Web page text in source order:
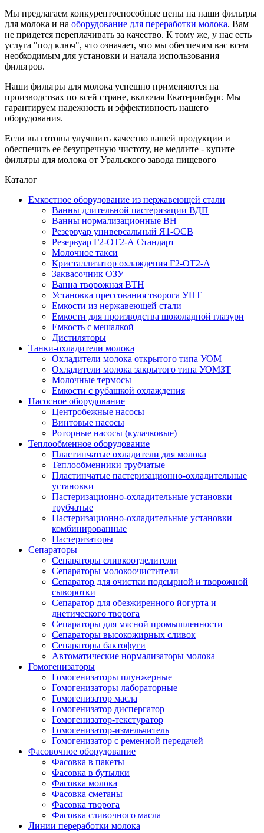
Мы предлагаем конкурентоспособные цены на наши фильтры
для молока и на оборудование для переработки молока. Вам
не придется переплачивать за качество. К тому же, у нас есть
услуга "под ключ", что означает, что мы обеспечим вас всем
необходимым для установки и начала использования
фильтров.
Наши фильтры для молока успешно применяются на
производствах по всей стране, включая Екатеринбург. Мы
гарантируем надежность и эффективность нашего
оборудования.
Если вы готовы улучшить качество вашей продукции и
обеспечить ее безупречную чистоту, не медлите - купите
фильтры для молока от Уральского завода пищевого
Каталог
Емкостное оборудование из нержавеющей стали
Ванны длительной пастеризации ВДП
Ванны нормализационные ВН
Резервуар универсальный Я1-ОСВ
Резервуар Г2-ОТ2-А Стандарт
Молочное такси
Кристаллизатор охлаждения Г2-ОТ2-А
Заквасочник ОЗУ
Ванна творожная ВТН
Установка прессования творога УПТ
Емкости из нержавеющей стали
Емкости для производства шоколадной глазури
Емкость с мешалкой
Дистиляторы
Танки-охладители молока
Охладители молока открытого типа УОМ
Охладители молока закрытого типа УОМЗТ
Молочные термосы
Емкости с рубашкой охлаждения
Насосное оборудование
Центробежные насосы
Винтовые насосы
Роторные насосы (кулачковые)
Теплообменное оборудование
Пластинчатые охладители для молока
Теплообменники трубчатые
Пластинчатые пастеризационно-охладительные
установки
Пастеризационно-охладительные установки
трубчатые
Пастеризационно-охладительные установки
комбинированные
Пастеризаторы
Сепараторы
Сепараторы сливкоотделители
Сепараторы молокоочистители
Сепаратор для очистки подсырной и творожной
сыворотки
Сепаратор для обезжиренного йогурта и
диетического творога
Сепараторы для мясной промышленности
Сепараторы высокожирных сливок
Сепараторы бактофуги
Автоматические нормализаторы молока
Гомогенизаторы
Гомогенизаторы плунжерные
Гомогенизаторы лабораторные
Гомогенизатор масла
Гомогенизатор диспергатор
Гомогенизатор-текстуратор
Гомогенизатор-измельчитель
Гомогенизатор с ременной передачей
Фасовочное оборудование
Фасовка в пакеты
Фасовка в бутылки
Фасовка молока
Фасовка сметаны
Фасовка творога
Фасовка сливочного масла
Линии переработки молока